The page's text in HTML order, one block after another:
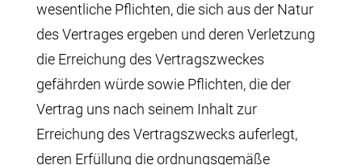
wesentliche Pflichten, die sich aus der Natur
des Vertrages ergeben und deren Verletzung
die Erreichung des Vertragszweckes
gefährden würde sowie Pflichten, die der
Vertrag uns nach seinem Inhalt zur
Erreichung des Vertragszwecks auferlegt,
deren Erfüllung die ordnungsgemäße